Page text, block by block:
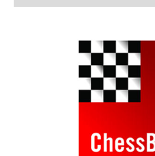
train more efficiently, intelligently